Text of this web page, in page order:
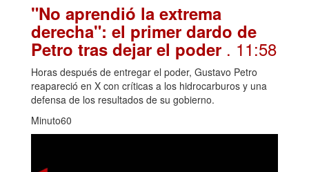
"No aprendió la extrema
derecha": el primer dardo de
Petro tras dejar el poder . 11:58
Horas después de entregar el poder, Gustavo Petro
reapareció en X con críticas a los hidrocarburos y una
defensa de los resultados de su gobierno.
Minuto60